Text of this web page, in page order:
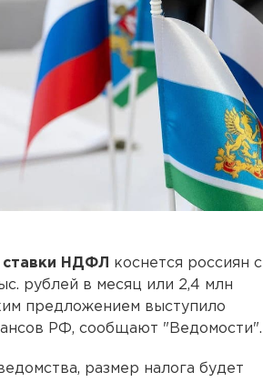
НДФЛ
коснется россиян с
рублей в месяц или 2,4 млн
предложением выступило
РФ, сообщают "Ведомости".
размер налога будет